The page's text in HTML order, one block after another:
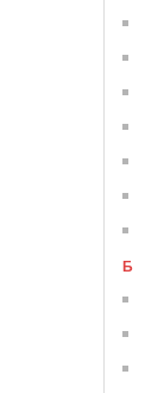
Б